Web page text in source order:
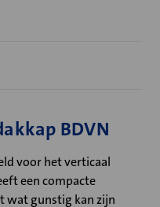
BDVN
voor het verticaal
een compacte
wat gunstig kan zijn